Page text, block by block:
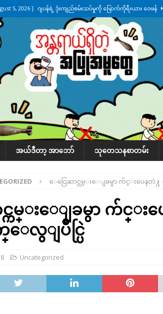
5, 2026 ] ဂျပန်ရဲ့ ဒုံးကျည်စမ်းသပ်မှုကို မြောက်ကိုရီးယား ဝေဖန်
5, 2026 ] ငဝန်တာကျိုးပြီး ရေကြီးနေချိန် စစ်တပ်က ဧရာဝတီတို
က် သတင်းကဏ္ဍ
4, 2026 ] ရန်ကုန်-မန္တလေးအမြန်လမ်းမှာ ကားတစီး မီးလောင်
4, 2026 ] ပုသိမ်-ကြံခင်း ရထားလမ်းရေကျော်နေလို့ ရထားပြေးဆွဲ
5, 2026 ] ရန်ကုန်မြို့မှာ ကားမှန်ခွဲခံရတာတွေ ဆက်တိုက်ဖြစ်
အယ်ဒီတာ့ အာဘော် သုတေသနစာတမ်း
ေငြေဆာင္ကမ္းေျခမွာ က်င္းပေနတဲ
င္ကမ္းေျခမွာ က်င္း
လွျပိဳင္ပြဲ
Uncategorized